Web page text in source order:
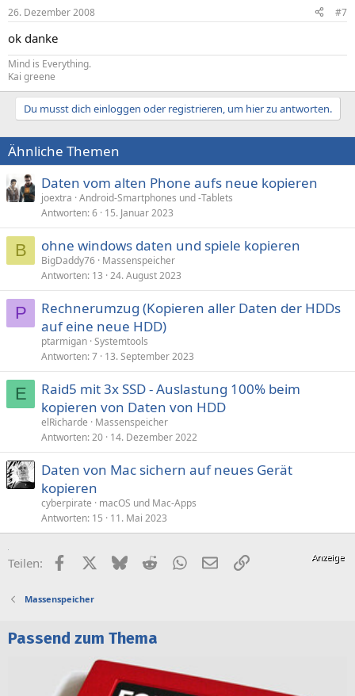
26. Dezember 2008 #7
ok danke
Mind is Everything.
Kai greene
Du musst dich einloggen oder registrieren, um hier zu antworten.
Ähnliche Themen
Daten vom alten Phone aufs neue kopieren
joextra Android-Smartphones und -Tablets
Antworten 6 15. Januar 2023
B ohne windows daten und spiele kopieren
BigDaddy76 Massenspeicher
Antworten 13 24. August 2023
P
Rechnerumzug (Kopieren aller Daten der HDDs
auf eine neue HDD)
ptarmigan Systemtools
Antworten 7 13. September 2023
E
Raid5 mit 3x SSD - Auslastung 100% beim
kopieren von Daten von HDD
elRicharde
Massenspeicher
Antworten 20 14. Dezember 2022
Daten von Mac sichern auf neues Gerät
kopieren
cyberpirate
macOS und Mac-Apps
Antworten 15 11. Mai 2023
Teilen: FacebookX (Twitter)
BlueskyRedditWhatsApp
E-MailLink
Massenspeicher
Passend zum Thema